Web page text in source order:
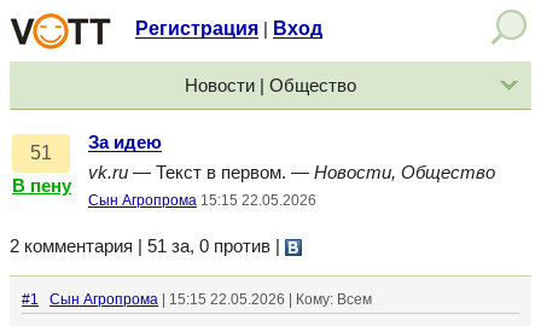
Регистрация Вход
Новости | Общество
51
В пену
За идею
vk.ru — Текст в первом. — Новости, Общество
Сын Агропрома 15:15 22.05.2026
2 комментария | 51 за, 0 против
#1 Сын Агропрома | 15:15 22.05.2026 | Кому: Всем